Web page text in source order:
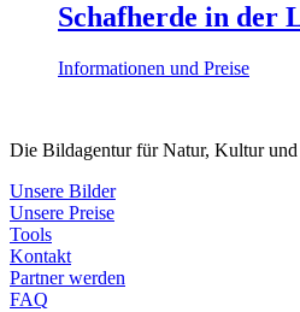
Schafherde in der
Informationen und Preise
Die Bildagentur für Natur, Kultur und
Unsere Bilder
Unsere Preise
Tools
Kontakt
Partner werden
FAQ